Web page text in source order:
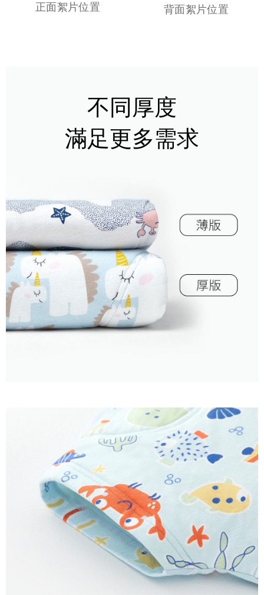
正面絮片位置 背面絮片位置
不同厚度
滿足更多需求